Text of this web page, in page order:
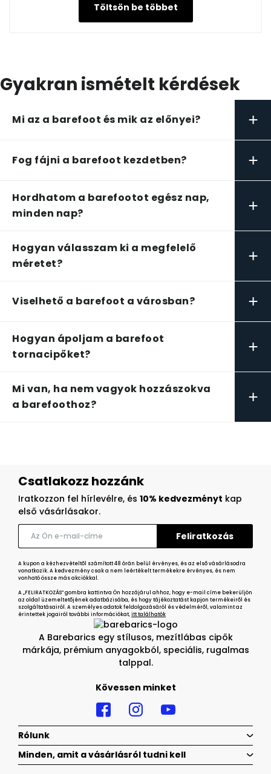
Töltsön be többet
Gyakran ismételt kérdések
Mi az a barefoot és mik az előnyei? +
Fog fájni a barefoot kezdetben? +
Hordhatom a barefootot egész nap,
minden nap?
+
Hogyan válasszam ki a megfelelő
méretet?
+
Viselhető a barefoot a városban? +
Hogyan ápoljam a barefoot
tornacipőket?
+
Mi van, ha nem vagyok hozzászokva
a barefoothoz?
+
A Barebarics egy stílusos, mezítlábas cipők
márkája, prémium anyagokból, speciális, rugalmas
talppal.
Kövessen minket
Csatlakozz hozzánk
Iratkozzon fel hírlevélre, és 10% kedvezményt kap
első vásárlásakor.
A kupon a kézhezvételtől számított 48 órán belül érvényes, és az első vásárlásodra
vonatkozik. A kedvezmény csak a nem leértékelt termékekre érvényes, és nem
vonható össze más akciókkal.
A „FELIRATKOZÁS” gombra kattintva Ön hozzájárul ahhoz, hogy e-mail címe bekerüljön
az oldal üzemeltetőjének adatbázisába, és hogy tájékoztatást kapjon termékeiről és
szolgáltatásairól. A személyes adatok feldolgozásáról és védelméről, valamint az
érintettek jogairól további információkat,itt találhatók
Rólunk
Minden, amit a vásárlásról tudni kell